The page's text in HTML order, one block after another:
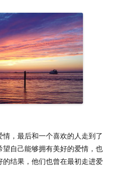
，最后和一个喜欢的人走到了
自己能够拥有美好的爱情，也
结果，他们也曾在最初走进爱